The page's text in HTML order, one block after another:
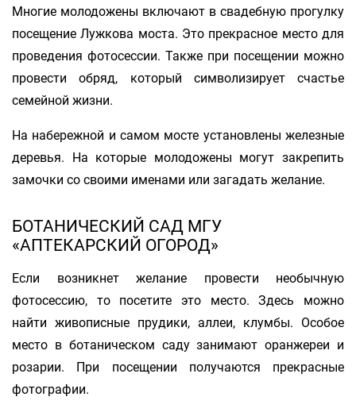
Многие молодожены включают в свадебную прогулку
посещение Лужкова моста. Это прекрасное место для
проведения фотосессии. Также при посещении можно
провести обряд, который символизирует счастье
семейной жизни.
На набережной и самом мосте установлены железные
деревья. На которые молодожены могут закрепить
замочки со своими именами или загадать желание.
БОТАНИЧЕСКИЙ САД МГУ
«АПТЕКАРСКИЙ ОГОРОД»
Если возникнет желание провести необычную
фотосессию, то посетите это место. Здесь можно
найти живописные прудики, аллеи, клумбы. Особое
место в ботаническом саду занимают оранжереи и
розарии. При посещении получаются прекрасные
фотографии.